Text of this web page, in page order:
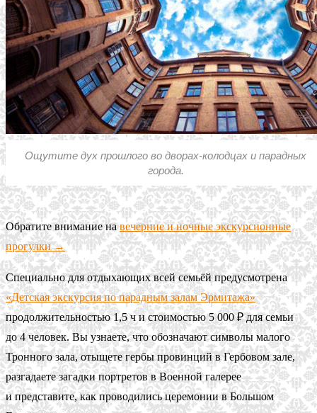
Ощутите дух прошлого во дворах-колодцах и парадных
города.
Обратите внимание навечерние и ночные экскурсионные
прогулки →
Специально для отдыхающих всей семьёй предусмотрена
«Детская экскурсия по парадным залам Эрмитажа»
продолжительностью 1,5 ч и стоимостью 5 000 ₽ для семьи
до 4 человек. Вы узнаете, что обозначают символы малого
Тронного зала, отыщете гербы провинций в Гербовом зале,
разгадаете загадки портретов в Военной галерее
и представите, как проводились церемонии в Большом